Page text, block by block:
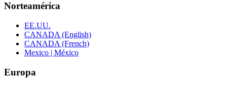
Norteamérica
EE.UU.
CANADA (English)
CANADA (French)
Mexico | México
Europa